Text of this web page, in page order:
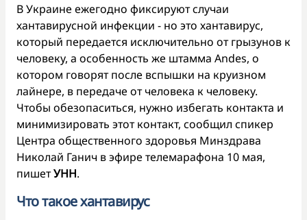
В Украине ежегодно фиксируют случаи
хантавирусной инфекции - но это хантавирус,
который передается исключительно от грызунов к
человеку, а особенность же штамма Andes, о
котором говорят после вспышки на круизном
лайнере, в передаче от человека к человеку.
Чтобы обезопаситься, нужно избегать контакта и
минимизировать этот контакт, сообщил спикер
Центра общественного здоровья Минздрава
Николай Ганич в эфире телемарафона 10 мая,
пишетУНН.
Что такое хантавирус